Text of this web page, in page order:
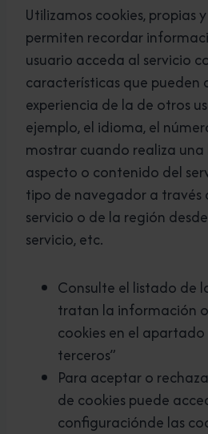
Utilizamos cookies, propias
permiten recordar
usuario acceda al servicio
características que pueden
experiencia de la de otros
ejemplo, el idioma, el
mostrar cuando realiza una
aspecto o contenido del
tipo de navegador a través
servicio o de la región
servicio, etc.
Consulte el listado de
tratan la información
cookies en el apartado
terceros”
Para aceptar o
de cookies puede
configuraciónde las